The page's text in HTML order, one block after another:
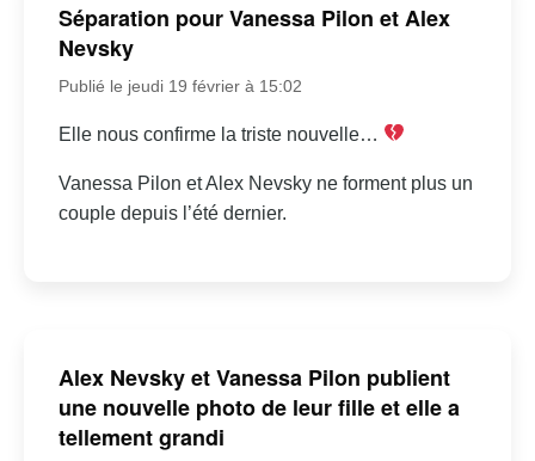
Séparation pour Vanessa Pilon et Alex
Nevsky
Publié le jeudi 19 février à 15:02
Elle nous confirme la triste nouvelle…
Vanessa Pilon et Alex Nevsky ne forment plus un
couple depuis l’été dernier.
Alex Nevsky et Vanessa Pilon publient
une nouvelle photo de leur fille et elle a
tellement grandi